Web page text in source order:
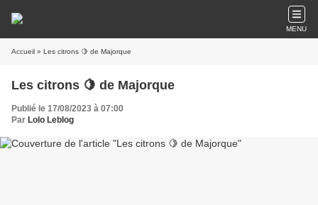
MENU
Accueil » Les citrons 🍋 de Majorque
Les citrons 🍋 de Majorque
Publié le 17/08/2023 à 07:00
Par Lolo Leblog